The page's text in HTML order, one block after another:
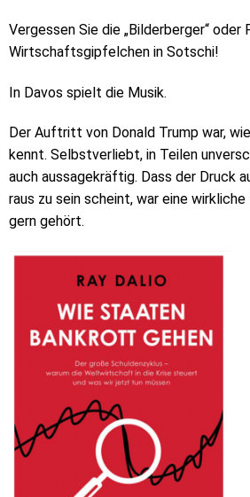
Vergessen Sie die „Bilderberger“ oder
Wirtschaftsgipfelchen in Sotschi!
In Davos spielt die Musik.
Der Auftritt von Donald Trump war,
kennt. Selbstverliebt, in Teilen
auch aussagekräftig. Dass der Druck
raus zu sein scheint, war eine
gern gehört.